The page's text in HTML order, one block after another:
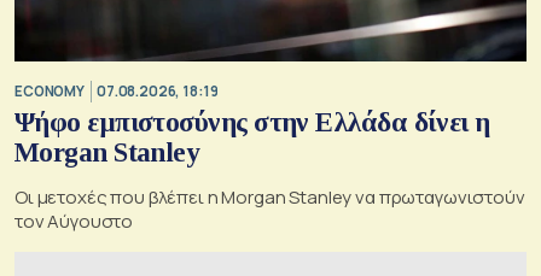
ECONOMY 07.08.2026, 18:19
Ψήφο εμπιστοσύνης στην Ελλάδα δίνει η
Morgan Stanley
Οι μετοχές που βλέπει η Morgan Stanley να πρωταγωνιστούν
τον Αύγουστο